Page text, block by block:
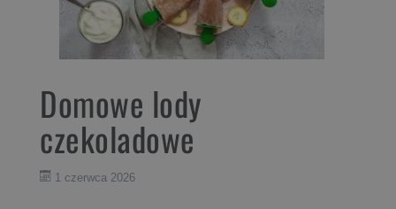
Domowe lody
czekoladowe
1 czerwca 2026